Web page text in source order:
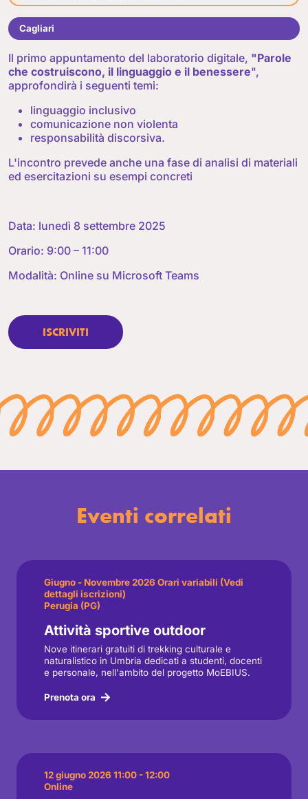
Cagliari
Il primo appuntamento del laboratorio digitale, "Parole
che costruiscono, il linguaggio e il benessere",
approfondirà i seguenti temi:
linguaggio inclusivo
comunicazione non violenta
responsabilità discorsiva.
L'incontro prevede anche una fase di analisi di materiali
ed esercitazioni su esempi concreti
Data: lunedì 8 settembre 2025
Orario: 9:00 – 11:00
Modalità: Online su Microsoft Teams
ISCRIVITI
Eventi correlati
Giugno - Novembre 2026 Orari variabili (Vedi
dettagli iscrizioni)
Perugia (PG)
Attività sportive outdoor
Nove itinerari gratuiti di trekking culturale e
naturalistico in Umbria dedicati a studenti, docenti
e personale, nell'ambito del progetto MoEBIUS.
Prenota ora
12 giugno 2026 11:00 - 12:00
Online